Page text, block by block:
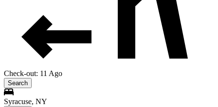
Check-out: 11 Ago
Search
Syracuse, NY